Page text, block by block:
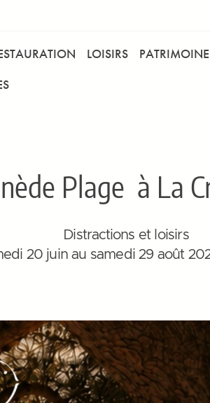
LOISIRS PATRIMOINE
Plage à La
Distractions et loisirs
20 juin au samedi 29 août